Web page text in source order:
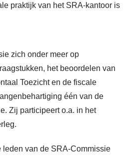
praktijk van het SRA-kantoor is
zich onder meer op
het beoordelen van
Toezicht en de fiscale
één van de
Zij participeert o.a. in het
leden van de SRA-Commissie